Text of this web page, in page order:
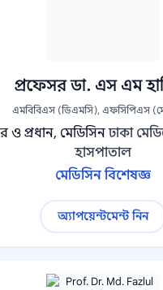
প্রফেসর ডা. এস এম
এমবিবিএস (ডিএমসি), এফসিপিএস
ও প্রধান, মেডিসিন ঢাকা
হাসপাতাল
মেডিসিন বিশেষজ্ঞ
অ্যাপয়েন্টমেন্ট নিন